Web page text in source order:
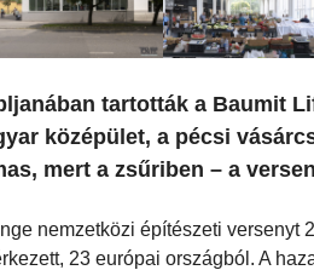
tartották a Baumit
középület, a pécsi
mert a zsűriben – a
nemzetközi építészeti versenyt
23 európai országból. A